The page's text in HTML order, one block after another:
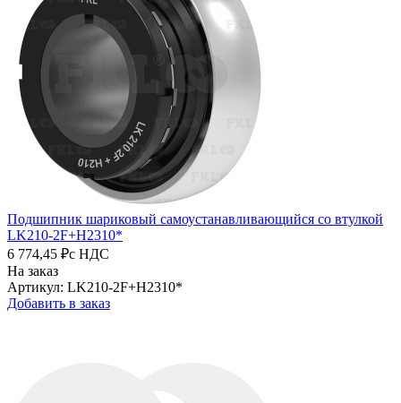
Подшипник шариковый самоустанавливающийся со втулкой
LK210-2F+H2310*
6 774,45 ₽с НДС
На заказ
Артикул: LK210-2F+H2310*
Добавить в заказ